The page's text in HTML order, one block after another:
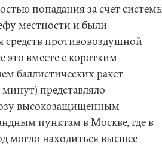
попадания за счет
местности и были
средств противовоздушной
вместе с коротким
баллистических ракет
представляло
высокозащищенным
пунктам в Москве, где в
могло находиться высшее